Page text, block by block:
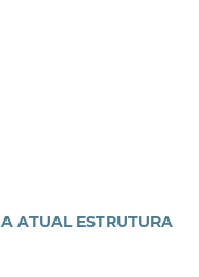
ATUAL ESTRUTURA